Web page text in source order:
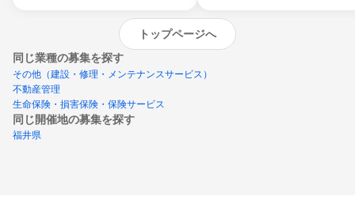
トップページへ
同じ業種の募集を探す
その他（建設・修理・メンテナンスサービス）
不動産管理
生命保険・損害保険・保険サービス
同じ開催地の募集を探す
福井県